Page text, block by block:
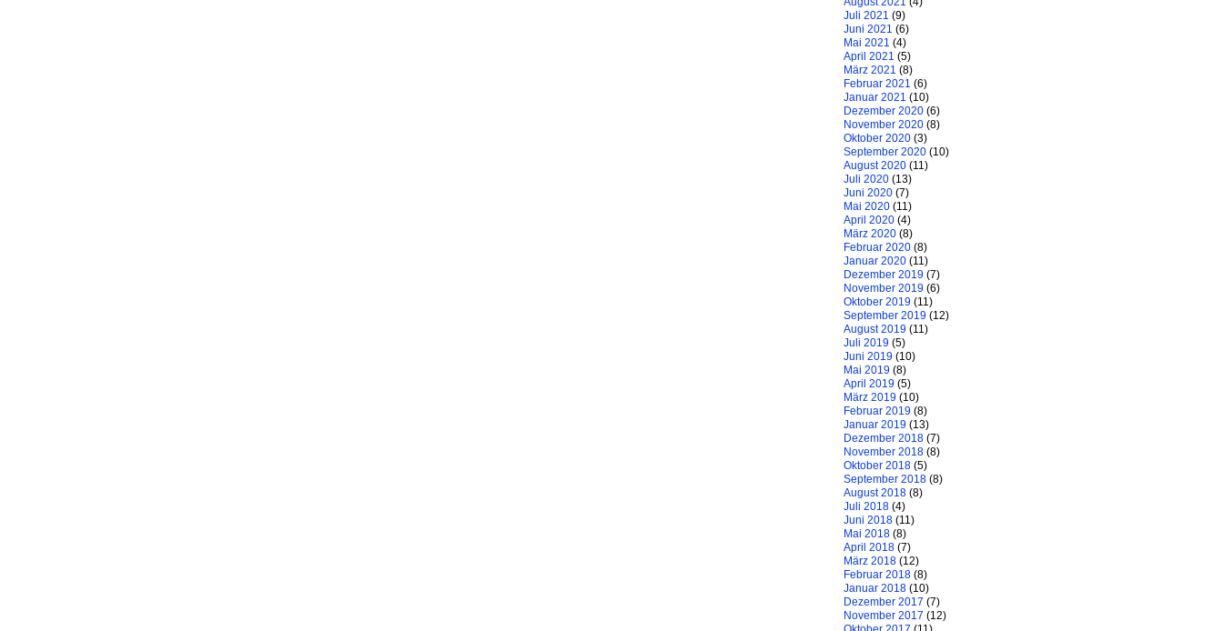
Juli 2021 (9)
Juni 2021 (6)
Mai 2021 (4)
April 2021 (5)
März 2021 (8)
Februar 2021 (6)
Januar 2021 (10)
Dezember 2020 (6)
November 2020 (8)
Oktober 2020 (3)
September 2020 (10)
August 2020 (11)
Juli 2020 (13)
Juni 2020 (7)
Mai 2020 (11)
April 2020 (4)
März 2020 (8)
Februar 2020 (8)
Januar 2020 (11)
Dezember 2019 (7)
November 2019 (6)
Oktober 2019 (11)
September 2019 (12)
August 2019 (11)
Juli 2019 (5)
Juni 2019 (10)
Mai 2019 (8)
April 2019 (5)
März 2019 (10)
Februar 2019 (8)
Januar 2019 (13)
Dezember 2018 (7)
November 2018 (8)
Oktober 2018 (5)
September 2018 (8)
August 2018 (8)
Juli 2018 (4)
Juni 2018 (11)
Mai 2018 (8)
April 2018 (7)
März 2018 (12)
Februar 2018 (8)
Januar 2018 (10)
Dezember 2017 (7)
November 2017 (12)